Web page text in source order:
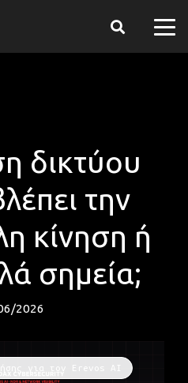
δικτύου
την
κίνηση ή
σημεία;
2026
για τον Erevos AI